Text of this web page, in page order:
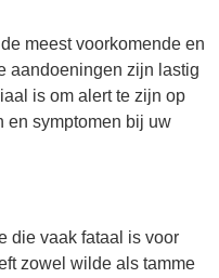
meest voorkomende en
aandoeningen zijn lastig
is om alert te zijn op
en symptomen bij uw
die vaak fataal is voor
zowel wilde als tamme